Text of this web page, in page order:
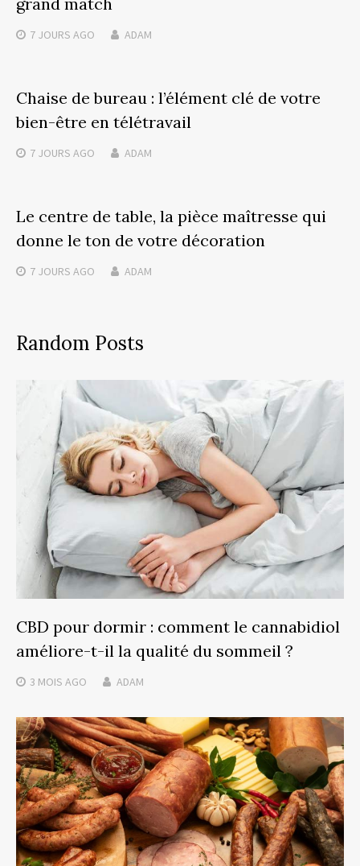
7 JOURS AGO ADAM
Chaise de bureau : l’élément clé de votre
bien-être en télétravail
7 JOURS AGO ADAM
Le centre de table, la pièce maîtresse qui
donne le ton de votre décoration
7 JOURS AGO ADAM
Random Posts
CBD pour dormir : comment le cannabidiol
améliore-t-il la qualité du sommeil ?
3 MOIS AGO ADAM